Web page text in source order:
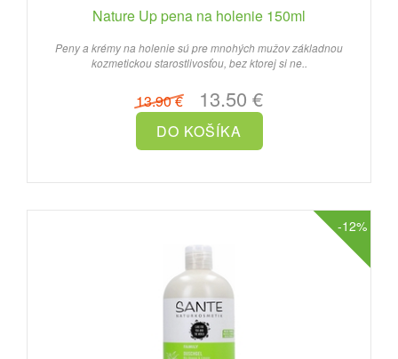
Nature Up pena na holenie 150ml
Peny a krémy na holenie sú pre mnohých mužov základnou
kozmetickou starostlivosťou, bez ktorej si ne..
13.90 €13.50 €
-12%